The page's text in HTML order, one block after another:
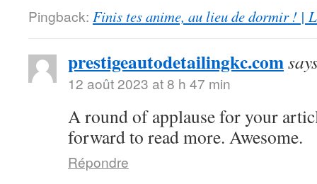
Pingback: Finis tes anime, au lieu de dormir ! |
prestigeautodetailingkc.com
12 août 2023 at 8 h 47 min
A round of applause for your
forward to read more. Awesome.
Répondre